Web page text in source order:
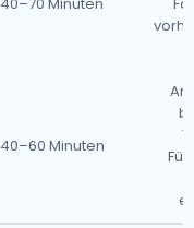
40–60 Minuten